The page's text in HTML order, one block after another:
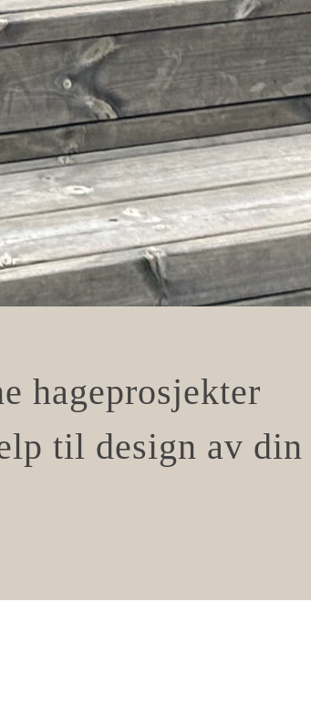
hageprosjekter
til design av din